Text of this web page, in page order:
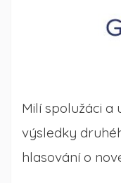
Milí spolužáci a
výsledky
hlasování o